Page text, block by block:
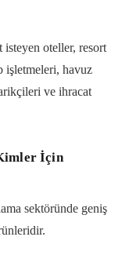
isteyen oteller, resort
işletmeleri, havuz
ve ihracat
İçin
sektöründe geniş